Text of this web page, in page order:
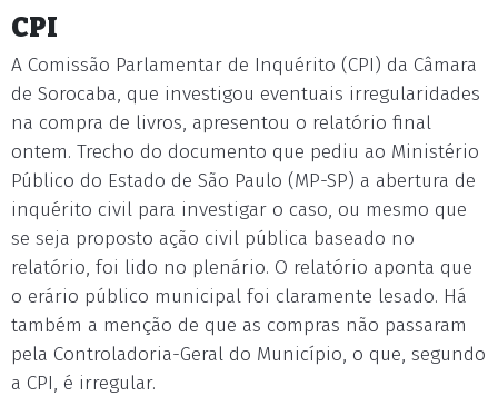
CPI
A Comissão Parlamentar de Inquérito (CPI) da Câmara
de Sorocaba, que investigou eventuais irregularidades
na compra de livros, apresentou o relatório final
ontem. Trecho do documento que pediu ao Ministério
Público do Estado de São Paulo (MP-SP) a abertura de
inquérito civil para investigar o caso, ou mesmo que
se seja proposto ação civil pública baseado no
relatório, foi lido no plenário. O relatório aponta que
o erário público municipal foi claramente lesado. Há
também a menção de que as compras não passaram
pela Controladoria-Geral do Município, o que, segundo
a CPI, é irregular.